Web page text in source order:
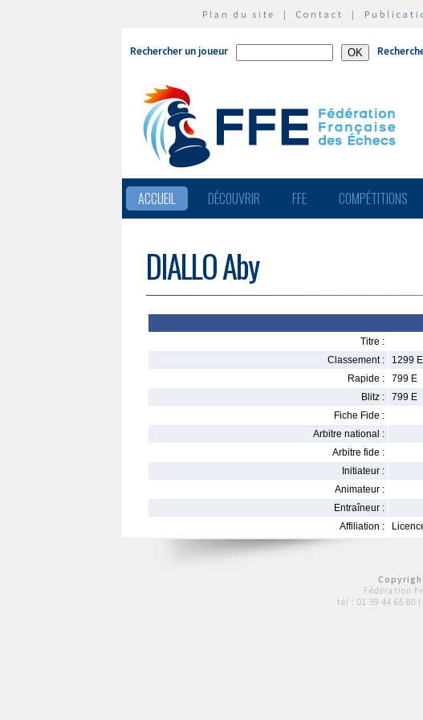
Plan du site | Contact |
Rechercher un joueur
ACCUEIL DÉCOUVRIR FFE COMPÉTITIONS
DIALLO Aby
Titre :
Classement :
1299 E
Rapide :
799 E
Blitz :
799 E
Fiche Fide :
Arbitre national :
Arbitre fide :
Initiateur :
Animateur :
Entraîneur :
Affiliation :
Fédération
tél : 01 39 44 65 80